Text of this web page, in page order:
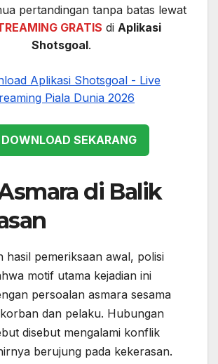
pertandingan tanpa batas lewat
GRATIS di Aplikasi
Shotsgoal.
DOWNLOAD SEKARANG
di Balik
hasil pemeriksaan awal, polisi
motif utama kejadian ini
persoalan asmara sesama
dan pelaku. Hubungan
disebut mengalami konflik
berujung pada kekerasan.